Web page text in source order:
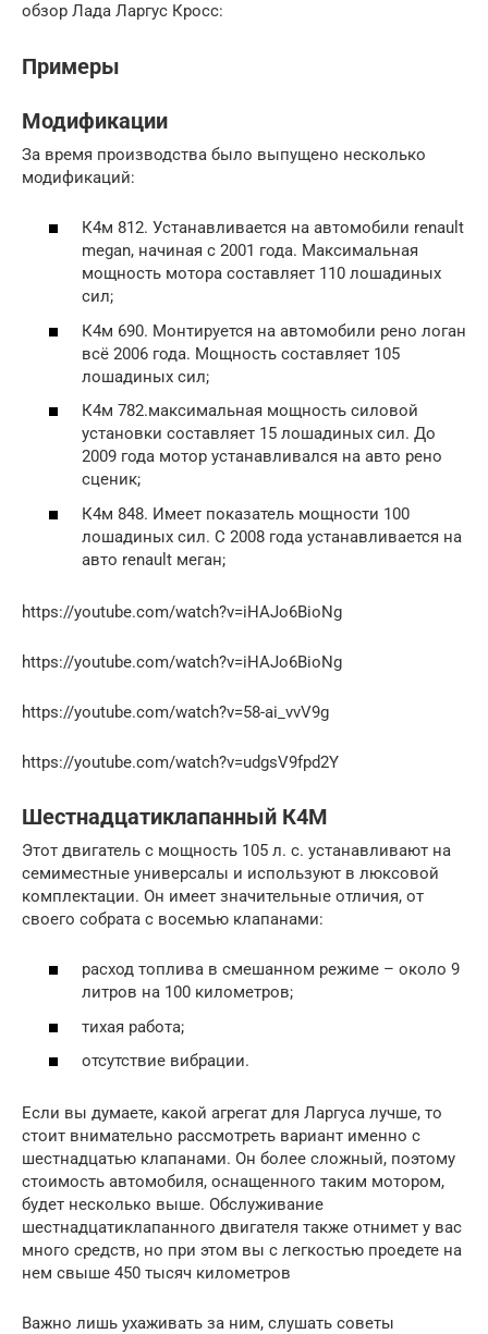
обзор Лада Ларгус Кросс:
Примеры
Модификации
За время производства было выпущено несколько
модификаций:
К4м 812. Устанавливается на автомобили renault
megan, начиная с 2001 года. Максимальная
мощность мотора составляет 110 лошадиных
сил;
К4м 690. Монтируется на автомобили рено логан
всё 2006 года. Мощность составляет 105
лошадиных сил;
К4м 782.максимальная мощность силовой
установки составляет 15 лошадиных сил. До
2009 года мотор устанавливался на авто рено
сценик;
К4м 848. Имеет показатель мощности 100
лошадиных сил. С 2008 года устанавливается на
авто renault меган;
https://youtube.com/watch?v=iHAJo6BioNg
https://youtube.com/watch?v=iHAJo6BioNg
https://youtube.com/watch?v=58-ai_vvV9g
https://youtube.com/watch?v=udgsV9fpd2Y
Шестнадцатиклапанный К4М
Этот двигатель с мощность 105 л. с. устанавливают на
семиместные универсалы и используют в люксовой
комплектации. Он имеет значительные отличия, от
своего собрата с восемью клапанами:
расход топлива в смешанном режиме – около 9
литров на 100 километров;
тихая работа;
отсутствие вибрации.
Если вы думаете, какой агрегат для Ларгуса лучше, то
стоит внимательно рассмотреть вариант именно с
шестнадцатью клапанами. Он более сложный, поэтому
стоимость автомобиля, оснащенного таким мотором,
будет несколько выше. Обслуживание
шестнадцатиклапанного двигателя также отнимет у вас
много средств, но при этом вы с легкостью проедете на
нем свыше 450 тысяч километров
Важно лишь ухаживать за ним, слушать советы